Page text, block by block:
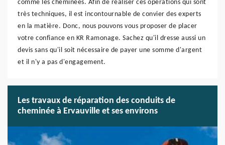
comme les cheminées. Afin de réaliser ces opérations qui sont
très techniques, il est incontournable de convier des experts
en la matière. Donc, nous pouvons vous proposer de placer
votre confiance en KR Ramonage. Sachez qu'il dresse aussi un
devis sans qu'il soit nécessaire de payer une somme d'argent
et il n'y a pas d'engagement.
Les travaux de réparation des conduits de
cheminée à Ervauville et ses environs